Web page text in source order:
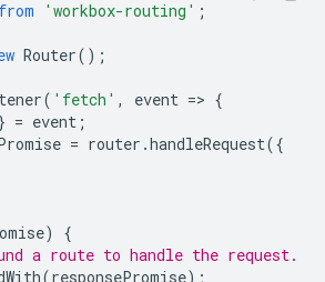
from 'workbox-routing' ;
Router();
( 'fetch' , event => {
} = event ;
= router .handleRequest({
)
{
a route to handle the request.
(responsePromise);